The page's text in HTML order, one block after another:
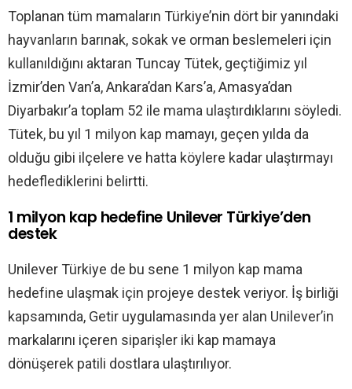
Toplanan tüm mamaların Türkiye’nin dört bir yanındaki
hayvanların barınak, sokak ve orman beslemeleri için
kullanıldığını aktaran Tuncay Tütek, geçtiğimiz yıl
İzmir’den Van’a, Ankara’dan Kars’a, Amasya’dan
Diyarbakır’a toplam 52 ile mama ulaştırdıklarını söyledi.
Tütek, bu yıl 1 milyon kap mamayı, geçen yılda da
olduğu gibi ilçelere ve hatta köylere kadar ulaştırmayı
hedeflediklerini belirtti.
1 milyon kap hedefine Unilever Türkiye’den
destek
Unilever Türkiye de bu sene 1 milyon kap mama
hedefine ulaşmak için projeye destek veriyor. İş birliği
kapsamında, Getir uygulamasında yer alan Unilever’in
markalarını içeren siparişler iki kap mamaya
dönüşerek patili dostlara ulaştırılıyor.